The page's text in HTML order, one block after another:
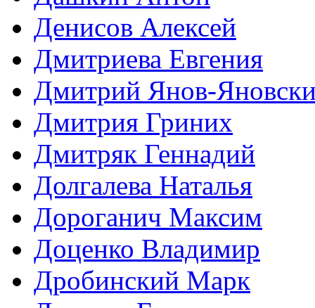
Денисов Алексей
Дмитриева Евгения
Дмитрий Янов-
Дмитрия Гриних
Дмитряк Геннадий
Долгалева Наталья
Дороганич Максим
Доценко Владимир
Дробинский Марк